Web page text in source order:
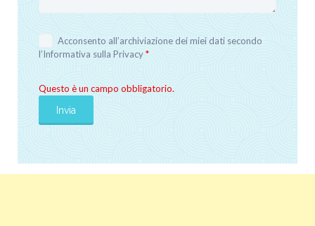
Acconsento all’archiviazione dei miei dati secondo
l’Informativa sulla Privacy*
Questo è un campo obbligatorio.